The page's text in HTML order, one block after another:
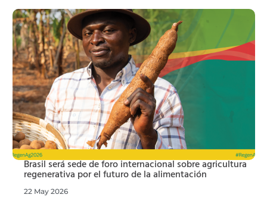
Brasil será sede de foro internacional sobre agricultura
regenerativa por el futuro de la alimentación
22 May 2026